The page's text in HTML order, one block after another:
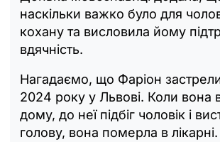
наскільки важко було для
кохану та висловила йому
вдячність.
Нагадаємо, що Фаріон
2024 року у Львові. Коли вона
дому, до неї підбіг чоловік і
голову, вона померла в лікарні.